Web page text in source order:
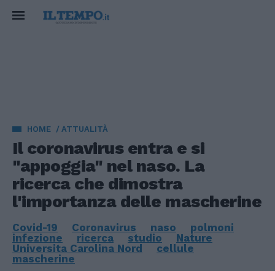
HOME ATTUALITÀ
Il coronavirus entra e si
"appoggia" nel naso. La
ricerca che dimostra
l'importanza delle mascherine
Covid-19 Coronavirus naso
polmoni
infezione
ricerca studio
Nature
Universita Carolina Nord
cellule
mascherine